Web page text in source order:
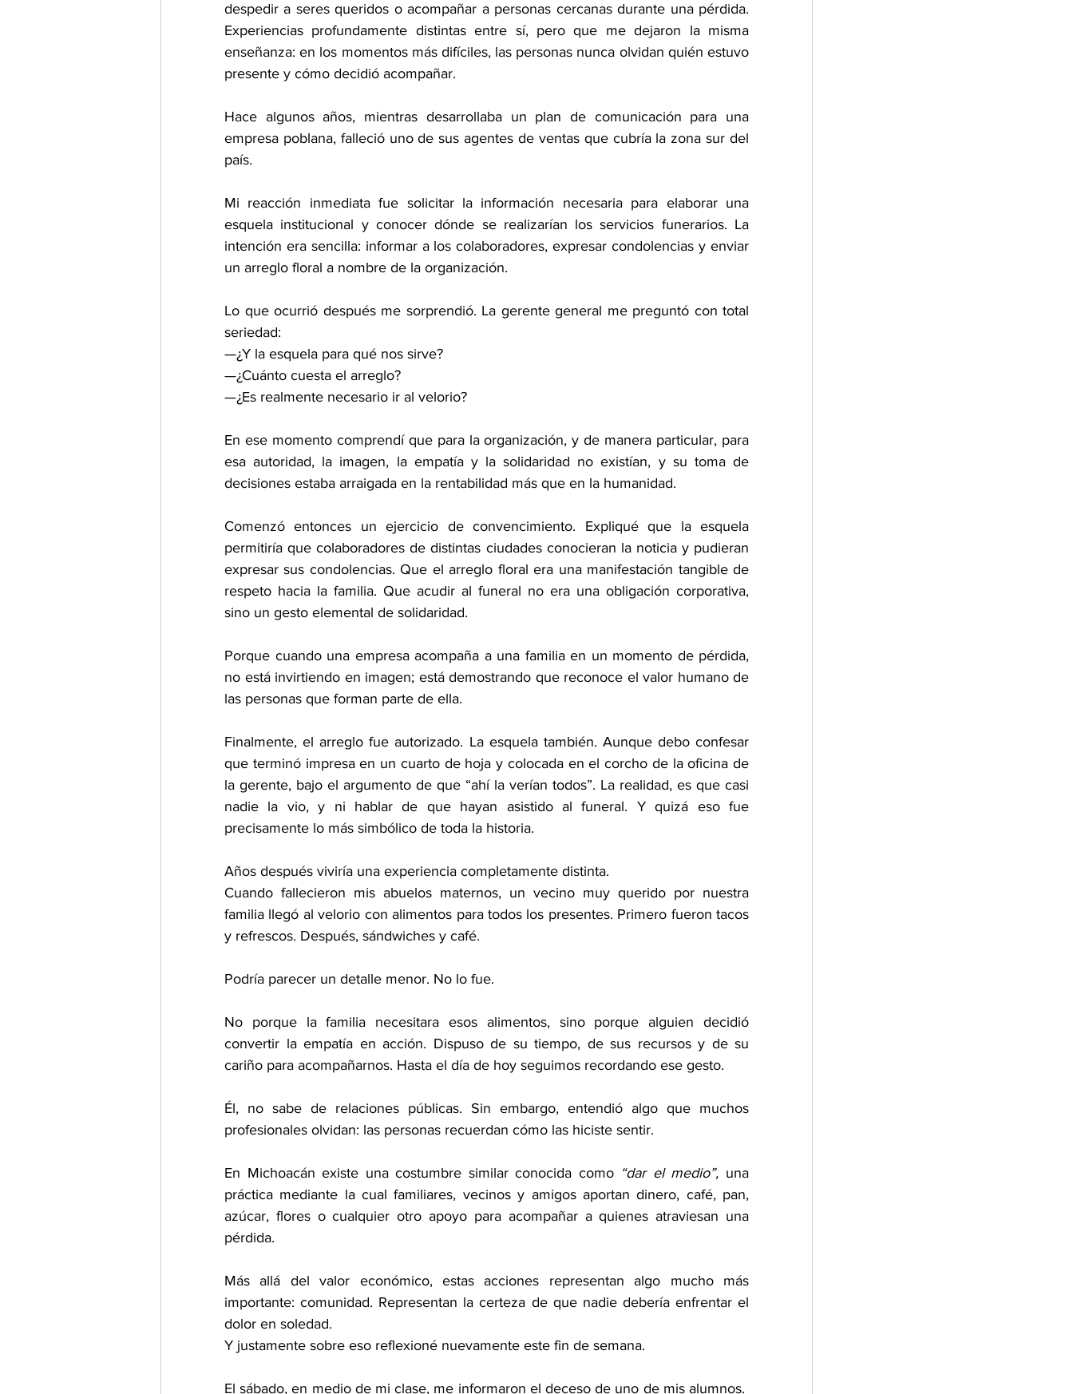
despedir a seres queridos o acompañar a personas cercanas durante una pérdida.
Experiencias profundamente distintas entre sí, pero que me dejaron la misma
enseñanza: en los momentos más difíciles, las personas nunca olvidan quién estuvo
presente y cómo decidió acompañar.
Hace algunos años, mientras desarrollaba un plan de comunicación para una
empresa poblana, falleció uno de sus agentes de ventas que cubría la zona sur del
país.
Mi reacción inmediata fue solicitar la información necesaria para elaborar una
esquela institucional y conocer dónde se realizarían los servicios funerarios. La
intención era sencilla: informar a los colaboradores, expresar condolencias y enviar
un arreglo floral a nombre de la organización.
Lo que ocurrió después me sorprendió. La gerente general me preguntó con total
seriedad:
—¿Y la esquela para qué nos sirve?
—¿Cuánto cuesta el arreglo?
—¿Es realmente necesario ir al velorio?
En ese momento comprendí que para la organización, y de manera particular, para
esa autoridad, la imagen, la empatía y la solidaridad no existían, y su toma de
decisiones estaba arraigada en la rentabilidad más que en la humanidad.
Comenzó entonces un ejercicio de convencimiento. Expliqué que la esquela
permitiría que colaboradores de distintas ciudades conocieran la noticia y pudieran
expresar sus condolencias. Que el arreglo floral era una manifestación tangible de
respeto hacia la familia. Que acudir al funeral no era una obligación corporativa,
sino un gesto elemental de solidaridad.
Porque cuando una empresa acompaña a una familia en un momento de pérdida,
no está invirtiendo en imagen; está demostrando que reconoce el valor humano de
las personas que forman parte de ella.
Finalmente, el arreglo fue autorizado. La esquela también. Aunque debo confesar
que terminó impresa en un cuarto de hoja y colocada en el corcho de la oficina de
la gerente, bajo el argumento de que “ahí la verían todos”. La realidad, es que casi
nadie la vio, y ni hablar de que hayan asistido al funeral. Y quizá eso fue
precisamente lo más simbólico de toda la historia.
Años después viviría una experiencia completamente distinta.
Cuando fallecieron mis abuelos maternos, un vecino muy querido por nuestra
familia llegó al velorio con alimentos para todos los presentes. Primero fueron tacos
y refrescos. Después, sándwiches y café.
Podría parecer un detalle menor. No lo fue.
No porque la familia necesitara esos alimentos, sino porque alguien decidió
convertir la empatía en acción. Dispuso de su tiempo, de sus recursos y de su
cariño para acompañarnos. Hasta el día de hoy seguimos recordando ese gesto.
Él, no sabe de relaciones públicas. Sin embargo, entendió algo que muchos
profesionales olvidan: las personas recuerdan cómo las hiciste sentir.
En Michoacán existe una costumbre similar conocida como “dar el medio”, una
práctica mediante la cual familiares, vecinos y amigos aportan dinero, café, pan,
azúcar, flores o cualquier otro apoyo para acompañar a quienes atraviesan una
pérdida.
Más allá del valor económico, estas acciones representan algo mucho más
importante: comunidad. Representan la certeza de que nadie debería enfrentar el
dolor en soledad.
Y justamente sobre eso reflexioné nuevamente este fin de semana.
El sábado, en medio de mi clase, me informaron el deceso de uno de mis alumnos.